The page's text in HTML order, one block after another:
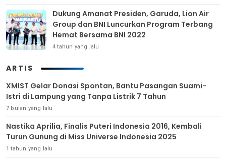
Dukung Amanat Presiden, Garuda, Lion Air
Group dan BNI Luncurkan Program Terbang
Hemat Bersama BNI 2022
4 tahun yang lalu
ARTIS
XMIST Gelar Donasi Spontan, Bantu Pasangan Suami-
Istri di Lampung yang Tanpa Listrik 7 Tahun
7 bulan yang lalu
Nastika Aprilia, Finalis Puteri Indonesia 2016, Kembali
Turun Gunung di Miss Universe Indonesia 2025
1 tahun yang lalu